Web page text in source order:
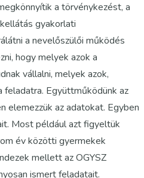
a törvénykezést, a
gyakorlati
a nevelőszülői működés
hogy melyek azok a
vállalni, melyek azok,
Együttműködünk az
elemezzük az adatokat. Egyben
Most például azt figyeltük
év közötti gyermekek
mellett az OGYSZ
ismert feladatait.